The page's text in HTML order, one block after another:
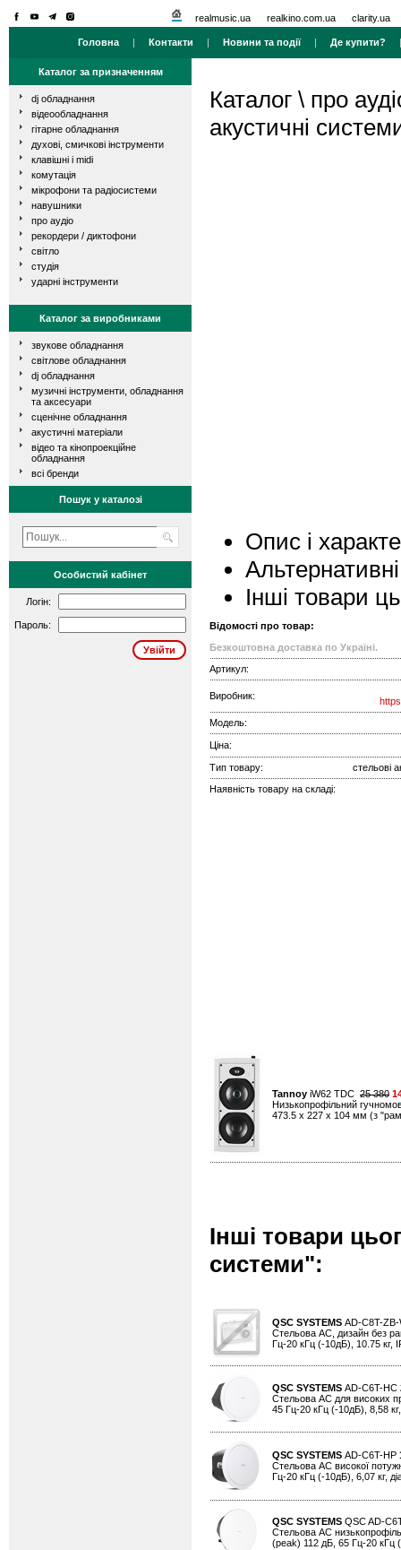
realmusic.ua realkino.com.ua clarity.ua
Головна | Контакти | Новини та події| Де купити?
Каталог за призначенням
dj обладнання
відеообладнання
гітарне обладнання
духові, смичкові інструменти
клавішні і midi
комутація
мікрофони та радіосистеми
навушники
про аудіо
рекордери / диктофони
світло
студія
ударні інструменти
Каталог за виробниками
звукове обладнання
світлове обладнання
dj обладнання
музичні інструменти, обладнання
та аксесуари
сценічне обладнання
акустичні матеріали
відео та кінопроекційне
обладнання
всі бренди
Пошук у каталозі
Особистий кабінет
Логін:
Пароль:
Каталог \ про
акустичні
Опис і
Інші товари
Відомості про товар:
Безкоштовна доставка по Україні.
Артикул:
Виробник:
Модель:
Ціна:
Тип товару:
стельові
Наявність товару на складі:
Tannoy iW62 TDC 25 380
Низькопрофільний
473.5 x 227 x 104 мм (з
Інші товари
системи":
QSC SYSTEMS AD-C8T-
Стельова АС, дизайн без
Гц-20 кГц (-10дБ), 10.75 кг,
QSC SYSTEMS AD-C6T-HC
Стельова АС для високих
45 Гц-20 кГц (-10дБ), 8,58
QSC SYSTEMS AD-C6T-HP
Стельова АС високої
Гц-20 кГц (-10дБ), 6,07 кг,
QSC SYSTEMS QSC AD-
Стельова АС
(peak) 112 дБ, 65 Гц-20 кГц